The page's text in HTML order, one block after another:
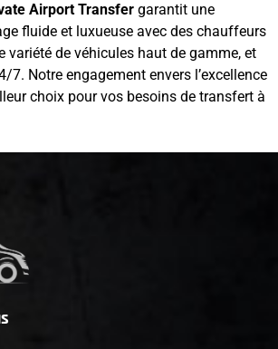
Airport Transfer garantit une
fluide et luxueuse avec des chauffeurs
variété de véhicules haut de gamme, et
7. Notre engagement envers l’excellence
choix pour vos besoins de transfert à